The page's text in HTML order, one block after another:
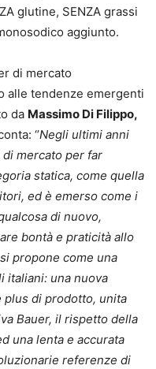
glutine, SENZA grassi
aggiunto.
di mercato
alle tendenze emergenti
da Massimo Di Filippo,
‘’Negli ultimi anni
mercato per far
statica, come quella
ed è emerso come i
di nuovo,
bontà e praticità allo
propone come una
italiani: una nuova
plus di prodotto, unita
Bauer, il rispetto della
una lenta e accurata
referenze di